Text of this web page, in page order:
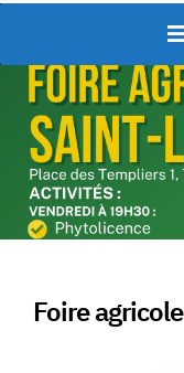
Foire agricole